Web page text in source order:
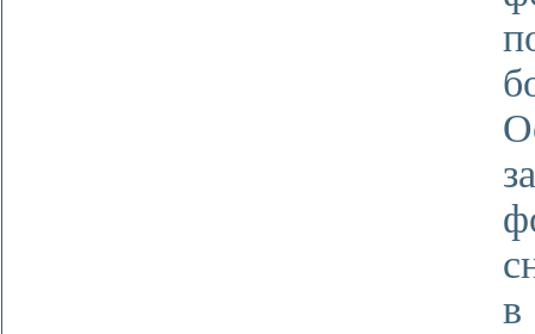
в